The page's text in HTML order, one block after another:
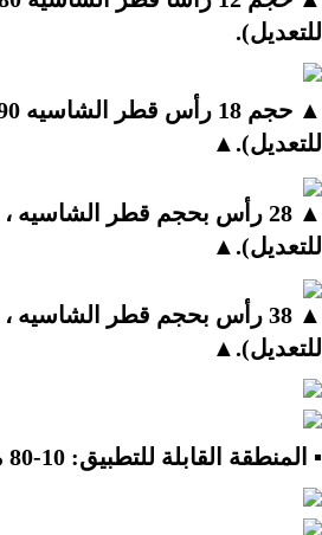
للتعديل).
للتعديل).▲
للتعديل).▲
للتعديل).▲
▪ المنطقة القابلة للتطبيق: 10-80 مترًا مربعًا